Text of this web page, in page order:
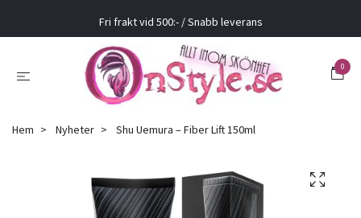
Fri frakt vid 500:- / Snabb leverans
0
Hem Nyheter Shu Uemura – Fiber Lift 150ml